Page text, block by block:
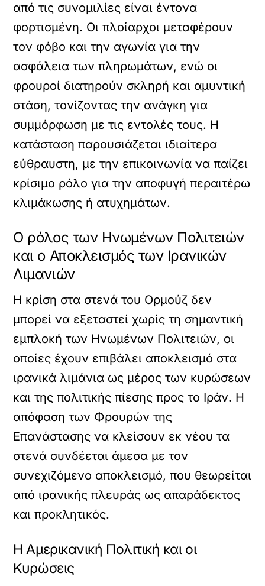
από τις συνομιλίες είναι έντονα
φορτισμένη. Οι πλοίαρχοι μεταφέρουν
τον φόβο και την αγωνία για την
ασφάλεια των πληρωμάτων, ενώ οι
φρουροί διατηρούν σκληρή και αμυντική
στάση, τονίζοντας την ανάγκη για
συμμόρφωση με τις εντολές τους. Η
κατάσταση παρουσιάζεται ιδιαίτερα
εύθραυστη, με την επικοινωνία να παίζει
κρίσιμο ρόλο για την αποφυγή περαιτέρω
κλιμάκωσης ή ατυχημάτων.
Ο ρόλος των Ηνωμένων Πολιτειών
και ο Αποκλεισμός των Ιρανικών
Λιμανιών
Η κρίση στα στενά του Ορμούζ δεν
μπορεί να εξεταστεί χωρίς τη σημαντική
εμπλοκή των Ηνωμένων Πολιτειών, οι
οποίες έχουν επιβάλει αποκλεισμό στα
ιρανικά λιμάνια ως μέρος των κυρώσεων
και της πολιτικής πίεσης προς το Ιράν. Η
απόφαση των Φρουρών της
Επανάστασης να κλείσουν εκ νέου τα
στενά συνδέεται άμεσα με τον
συνεχιζόμενο αποκλεισμό, που θεωρείται
από ιρανικής πλευράς ως απαράδεκτος
και προκλητικός.
Η Αμερικανική Πολιτική και οι
Κυρώσεις